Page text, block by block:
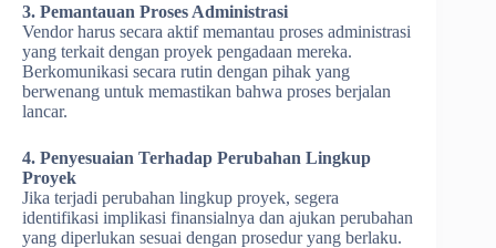
3. Pemantauan Proses Administrasi
Vendor harus secara aktif memantau proses administrasi
yang terkait dengan proyek pengadaan mereka.
Berkomunikasi secara rutin dengan pihak yang
berwenang untuk memastikan bahwa proses berjalan
lancar.
4. Penyesuaian Terhadap Perubahan Lingkup
Proyek
Jika terjadi perubahan lingkup proyek, segera
identifikasi implikasi finansialnya dan ajukan perubahan
yang diperlukan sesuai dengan prosedur yang berlaku.